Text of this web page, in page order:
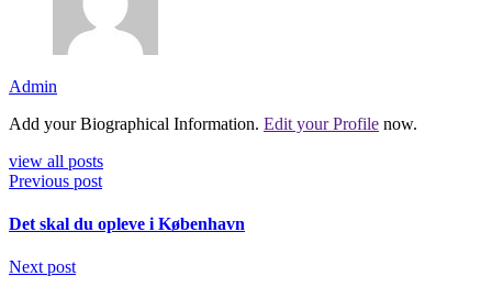
Admin
Add your Biographical Information. Edit your Profile now.
view all posts
Previous post
Det skal du opleve i København
Next post